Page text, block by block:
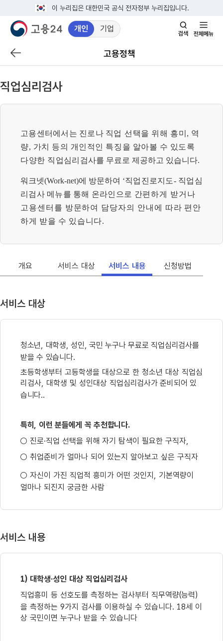
이 누리집은 대한민국 공식 전자정부 누리집입니다.
개인 기업
검
전
이
페
이
지
고용정책
직업심리검사
고용센터에서는 진로나 직업 선택을 위해 흥미 , 역
량, 가치 등의 개인적인 특징을 알아볼 수 있도록
다양한 직업심리 검사를 무료로 제공하고 있습니다.
워크넷(Work-net)에 방문하여 ‘직업진로지도- 직업심
리검사 메뉴를 통해 온라인으로 간편하게 받거나
고용센터를 방문하여 담당자의 안내에 따라 편안
하게 받을 수 있습니다.
개요 서비스 대상 서비스 내용 신청방법
서비스 대상
청소년 대학생 ,성인 ,국민 누구나 무료로 직업심리검사를
받을 수 있습니다.
초등학생부터 고등학생을 대상으로 한 청소년 대상 직업심
리검사 대학생 및 성인대상 직업심리검사가 준비되어 있
습니다..
특히 이런 분들에게 꼭 추천합니다.
○ 진로·직업 선택을 위해 자기 탐색이 필요한 구직자
○ 취업준비가 얼마나 되어 있는지 알아보고 싶은 구직자
○ 자신이 가진 직업적 흥미가 어떤 것인지 , 기본역량이
얼마나 되진지 궁금한 사람
서비스 내용
1) 대학생·성인 대상 직업심리검사
직업흥미 등 선호도를 측정하는 검사부터 직무역량(능력)
을 측정하는 9가지 검사를 이용하실 수 있습니다. 18세 이
상 국민이면 누구나 받을 수 있습니다